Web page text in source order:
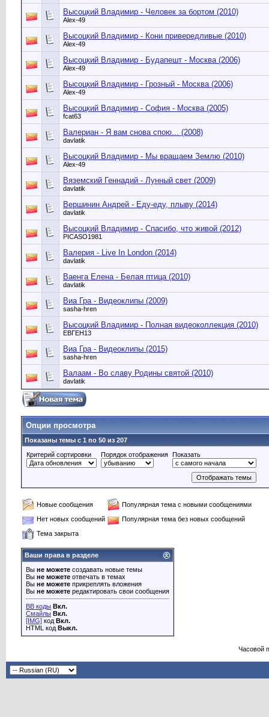
Высоцкий Владимир - Человек за бортом (2010)
Alex-49
Высоцкий Владимир - Кони привередливые (2010)
Alex-49
Высоцкий Владимир - Будапешт - Москва (2006)
Alex-49
Высоцкий Владимир - Грозный - Москва (2006)
Alex-49
Высоцкий Владимир - София - Москва (2005)
fcat63
Валериан - Я вам снова спою... (2008)
davlatik
Высоцкий Владимир - Мы вращаем Землю (2010)
Alex-49
Вяземский Геннадий - Лунный свет (2009)
davlatik
Вершинин Андрей - Еду-еду, плыву (2014)
davlatik
Высоцкий Владимир - Спасибо, что живой (2012)
PICASO1981
Валерия - Live In London (2014)
davlatik
Ваенга Елена - Белая птица (2010)
davlatik
Виа Гра - Видеоклипы (2009)
sasha-hren
Высоцкий Владимир - Полная видеоколлекция (2010)
ЕВГЕН13
Виа Гра - Видеоклипы (2015)
sasha-hren
Валаам - Во славу Родины святой (2010)
davlatik
Опции просмотра
Показаны темы с 1 по 50 из 207
Критерий сортировки
Порядок отображения Показать
Новые сообщения
Популярная тема с новыми сообщениями
Нет новых сообщений
Популярная тема без новых сообщений
Тема закрыта
Ваши права в разделе
Вы не можете создавать новые темы
Вы не можете отвечать в темах
Вы не можете прикреплять вложения
Вы не можете редактировать свои сообщения
BB коды Вкл.
Смайлы Вкл.
[IMG] код Вкл.
HTML код Выкл.
Часовой